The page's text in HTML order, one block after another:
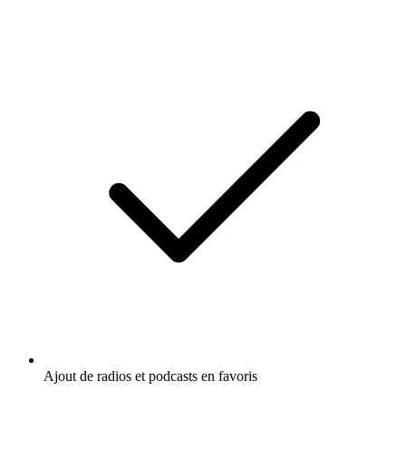
Ajout de radios et podcasts en favoris